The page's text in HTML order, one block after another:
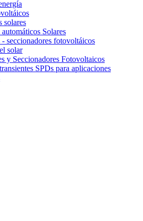
solares
Solares
seccionadores fotovoltáicos
solar
y Seccionadores Fotovoltaicos
SPDs para aplicaciones